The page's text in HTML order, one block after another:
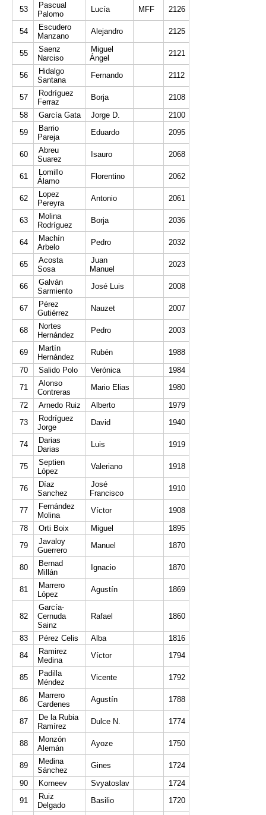
53
Pascual
Palomo
Lucía MFF 2126
54
Escudero
Manzano
Alejandro 2125
55
Saenz
Narciso
Miguel
Ángel
2121
56
Hidalgo
Santana
Fernando 2112
57
Rodríguez
Ferraz
Borja
2108
58
García Gata Jorge D.
2100
59
Barrio
Pareja
Eduardo 2095
60
Abreu
Suarez
Isauro 2068
61
Lomillo
Álamo
Florentino 2062
62
Lopez
Pereyra
Antonio 2061
63
Molina
Rodríguez
Borja 2036
64
Machín
Arbelo
Pedro 2032
65
Acosta
Sosa
Juan
Manuel
2023
66
Galván
Sarmiento
José Luis 2008
67
Pérez
Gutiérrez
Nauzet 2007
68
Nortes
Hernández
Pedro 2003
69
Martín
Hernández
Rubén
1988
70
Salido Polo Verónica
1984
71
Alonso
Contreras
Mario Elias
1980
72
Arnedo Ruiz Alberto
1979
73
Rodríguez
Jorge
David 1940
74
Darias
Darias
Luis 1919
75
Septien
López
Valeriano 1918
76
Díaz
Sanchez
José
Francisco
1910
77
Fernández
Molina
Víctor
1908
78
Orti Boix Miguel
1895
79
Javaloy
Guerrero
Manuel 1870
80
Bernad
Millán
Ignacio 1870
81
Marrero
López
Agustín 1869
82
García-
Cernuda
Sainz
Rafael 1860
83 Pérez Celis Alba
1816
84
Ramirez
Medina
Víctor 1794
85
Padilla
Méndez
Vicente 1792
86
Marrero
Cardenes
Agustín 1788
87
De la Rubia
Ramírez
Dulce N. 1774
88
Monzón
Alemán
Ayoze 1750
89
Medina
Sánchez
Gines
1724
90
Korneev Svyatoslav
1724
91
Ruiz
Delgado
Basilio
1720